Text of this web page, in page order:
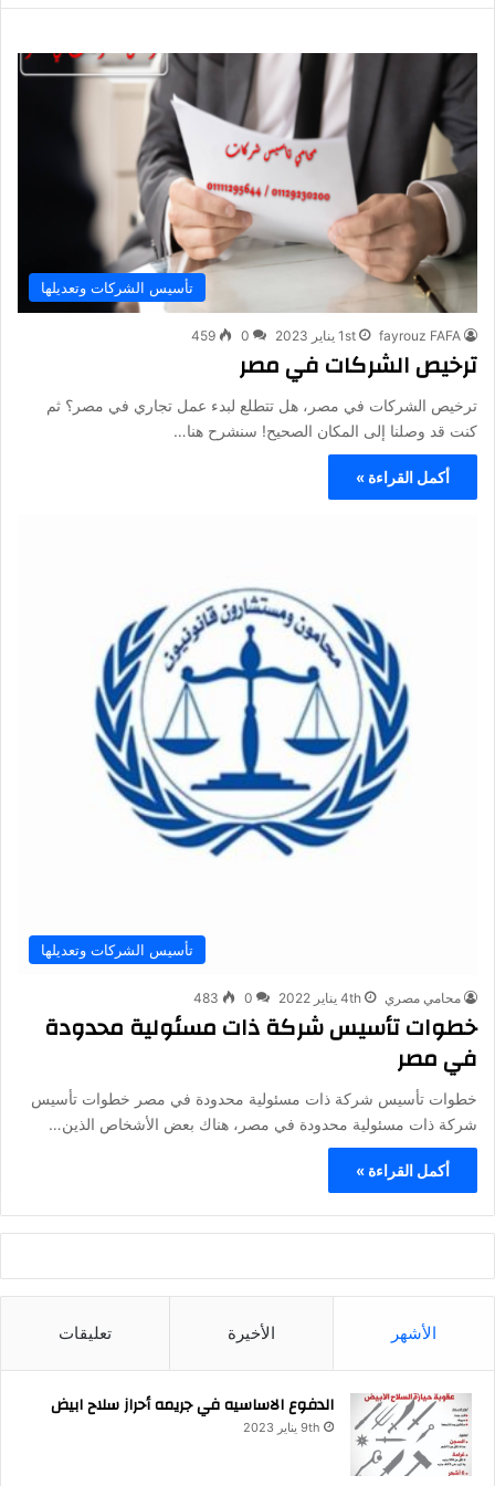
تأسيس الشركات وتعديلها
fayrouz FAFA 1st يناير 2023 0
459
ترخيص الشركات في مصر
ترخيص الشركات في مصر، هل تتطلع لبدء عمل تجاري في مصر؟ ثم
كنت قد وصلنا إلى المكان الصحيح! سنشرح هنا…
أكمل القراءة »
تأسيس الشركات وتعديلها
محامي مصري 4th يناير 2022 0
483
خطوات تأسيس شركة ذات مسئولية محدودة
في مصر
خطوات تأسيس شركة ذات مسئولية محدودة في مصر خطوات تأسيس
شركة ذات مسئولية محدودة في مصر، هناك بعض الأشخاص الذين…
أكمل القراءة »
الأشهر الأخيرة تعليقات
الدفوع الاساسيه في جريمه أحراز سلاح ابيض
9th يناير 2023